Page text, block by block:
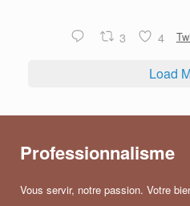
3 4
Load
Professionnalisme
Vous servir, notre passion. Votre